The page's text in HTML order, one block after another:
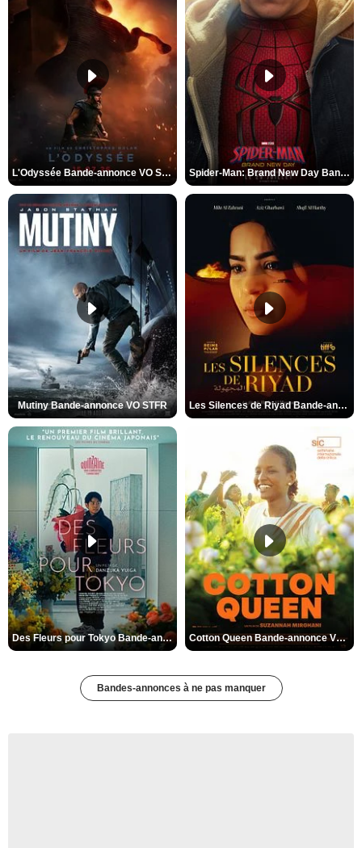
L'Odyssée Bande-annonce VO STFR Spider-Man: Brand New Day Bande-annonce VO STFR
Mutiny Bande-annonce VO STFR Les Silences de Riyad Bande-annonce VO STFR
Des Fleurs pour Tokyo Bande-annonce VO STFR Cotton Queen Bande-annonce VO STFR
Bandes-annonces à ne pas manquer